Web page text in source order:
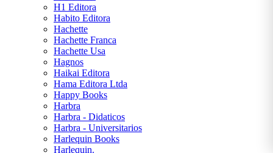
H1 Editora
Habito Editora
Hachette
Hachette Franca
Hachette Usa
Hagnos
Haikai Editora
Hama Editora Ltda
Happy Books
Harbra
Harbra - Didaticos
Harbra - Universitarios
Harlequin Books
Harlequin.